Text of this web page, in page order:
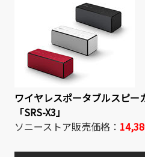
ワイヤレスポータブルスピー
「SRS-X3」
ソニーストア販売価格：